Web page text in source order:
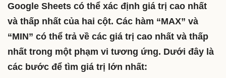
Google Sheets có thể xác định giá trị cao nhất
và thấp nhất của hai cột. Các hàm “MAX” và
“MIN” có thể trả về các giá trị cao nhất và thấp
nhất trong một phạm vi tương ứng. Dưới đây là
các bước để tìm giá trị lớn nhất: